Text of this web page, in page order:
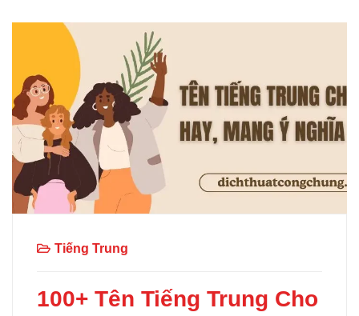
Tiếng Trung
100+ Tên Tiếng Trung Cho